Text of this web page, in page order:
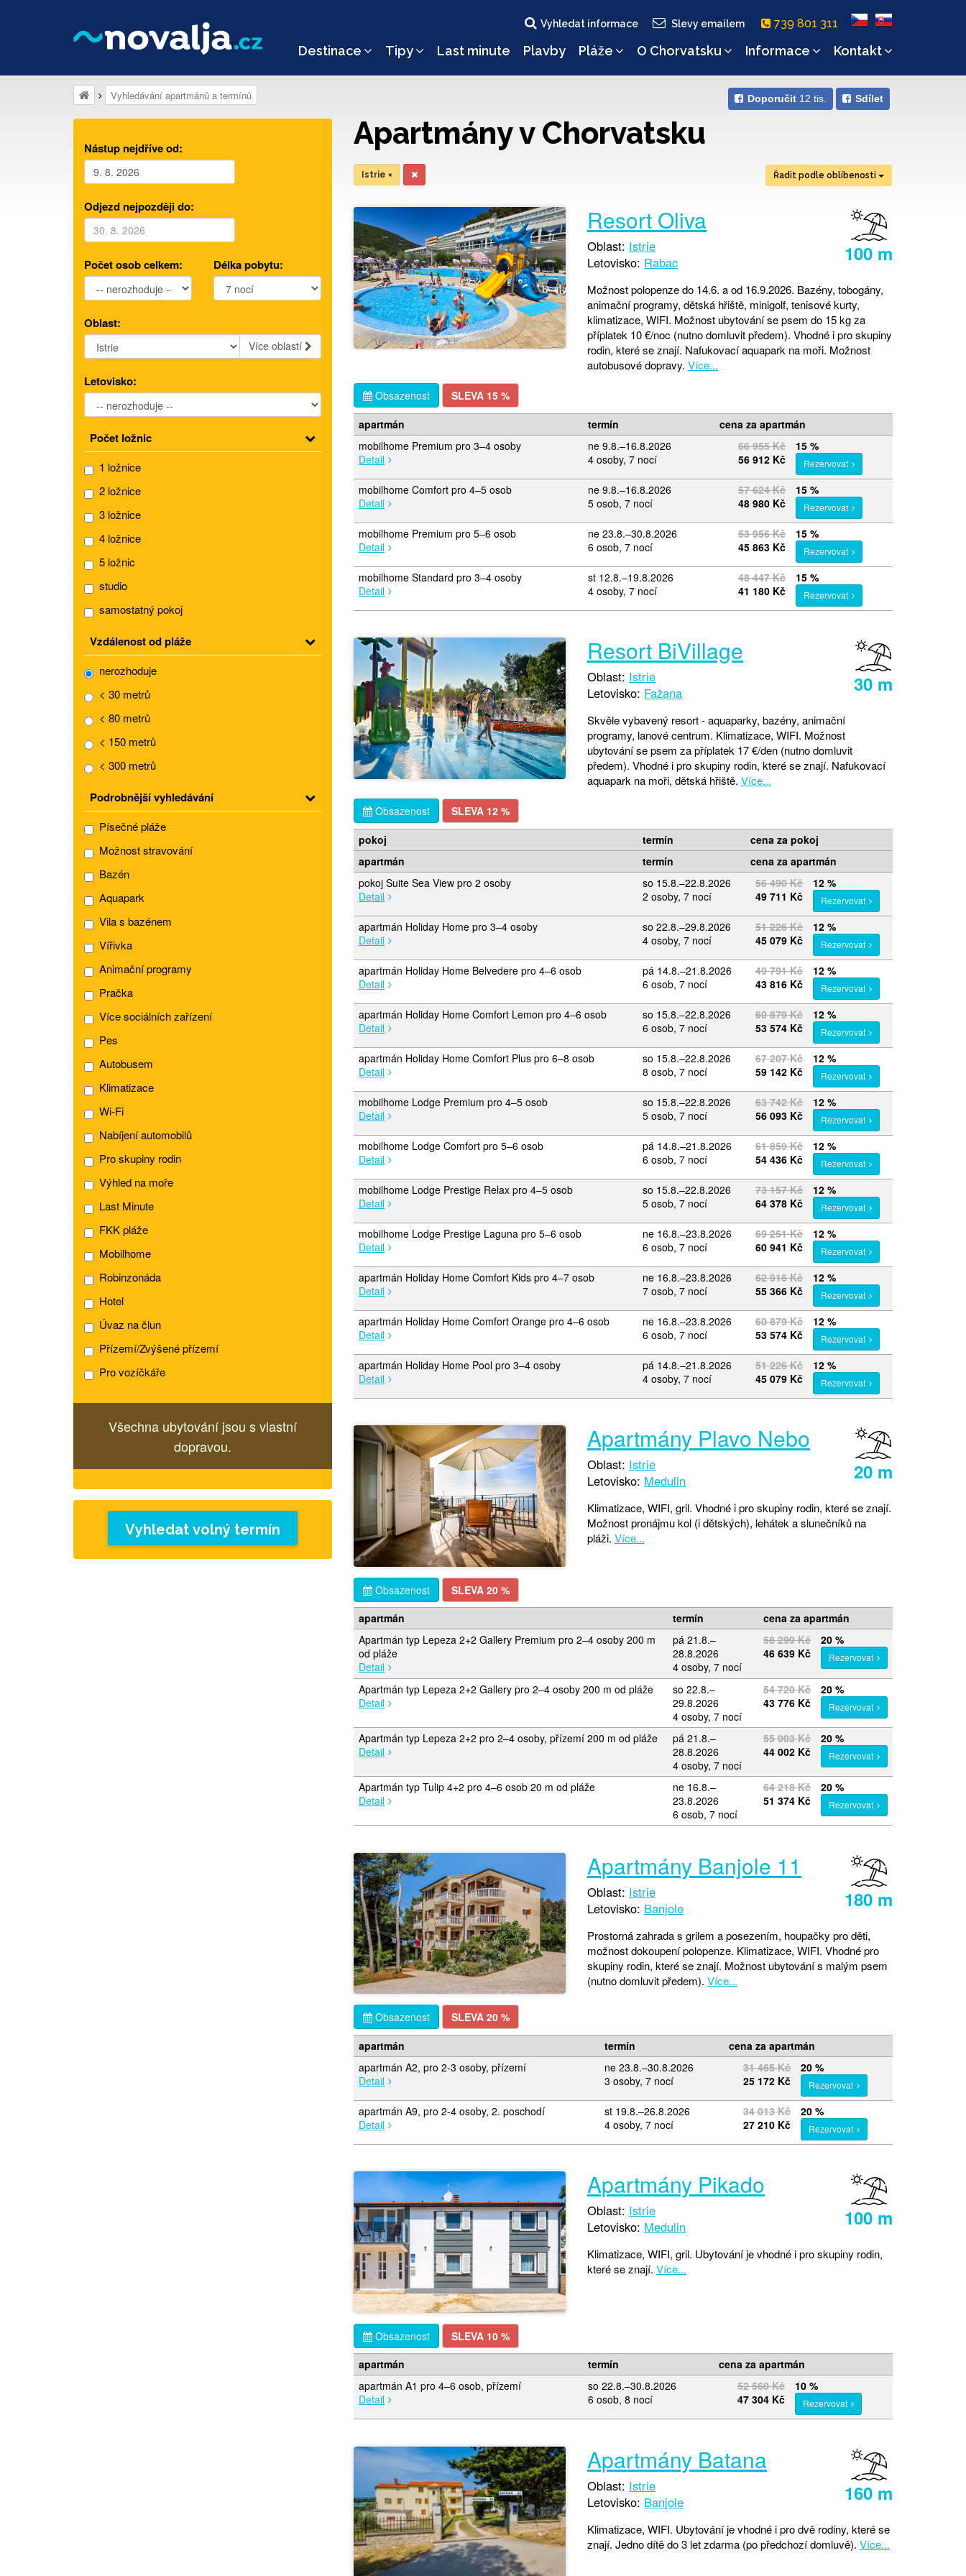
Vyhledat informace Slevy emailem 739 801 311
Destinace Tipy Last minute Plavby Pláže O Chorvatsku Informace Kontakt
Doporučit 12 tis. Sdílet
Vyhledávání apartmánů a termínů
Nástup nejdříve od:
Odjezd nejpozději do:
Počet osob celkem: Délka pobytu:
Oblast:
Více oblastí
Letovisko:
Počet ložnic
1 ložnice
2 ložnice
3 ložnice
4 ložnice
5 ložnic
studio
samostatný pokoj
Vzdálenost od pláže
nerozhoduje
< 30 metrů
< 80 metrů
< 150 metrů
< 300 metrů
Podrobnější vyhledávání
Písečné pláže
Možnost stravování
Bazén
Aquapark
Vila s bazénem
Vířivka
Animační programy
Pračka
Více sociálních zařízení
Pes
Autobusem
Klimatizace
Wi-Fi
Nabíjení automobilů
Pro skupiny rodin
Výhled na moře
Last Minute
FKK pláže
Mobilhome
Robinzonáda
Hotel
Úvaz na člun
Přízemí/Zvýšené přízemí
Pro vozíčkáře
Všechna ubytování jsou s vlastní
dopravou.
Vyhledat volný termín
Apartmány v Chorvatsku
Řadit podle oblíbenosti
Istrie ×
100 m
Resort Oliva
Oblast: Istrie
Letovisko: Rabac
Možnost polopenze do 14.6. a od 16.9.2026. Bazény, tobogány,
animační programy, dětská hřiště, minigolf, tenisové kurty,
klimatizace, WIFI. Možnost ubytování se psem do 15 kg za
příplatek 10 €/noc (nutno domluvit předem). Vhodné i pro skupiny
rodin, které se znají. Nafukovací aquapark na moři. Možnost
autobusové dopravy. Více...
Obsazenost
SLEVA 15 %
apartmán
termín
cena za apartmán
mobilhome Premium pro 3–4 osoby
Detail
ne 9.8.–16.8.2026
4 osoby, 7 nocí
66 955 Kč
56 912 Kč
15 %
Rezervovat
mobilhome Comfort pro 4–5 osob
Detail
ne 9.8.–16.8.2026
5 osob, 7 nocí
57 624 Kč
48 980 Kč
15 %
Rezervovat
mobilhome Premium pro 5–6 osob
Detail
ne 23.8.–30.8.2026
6 osob, 7 nocí
53 956 Kč
45 863 Kč
15 %
Rezervovat
mobilhome Standard pro 3–4 osoby
Detail
st 12.8.–19.8.2026
4 osoby, 7 nocí
48 447 Kč
41 180 Kč
15 %
Rezervovat
30 m
Resort BiVillage
Oblast: Istrie
Letovisko: Fažana
Skvěle vybavený resort - aquaparky, bazény, animační
programy, lanové centrum. Klimatizace, WIFI. Možnost
ubytování se psem za příplatek 17 €/den (nutno domluvit
předem). Vhodné i pro skupiny rodin, které se znají. Nafukovací
aquapark na moři, dětská hřiště. Více...
Obsazenost
SLEVA 12 %
pokoj
termín
cena za pokoj
apartmán
termín
cena za apartmán
pokoj Suite Sea View pro 2 osoby
Detail
so 15.8.–22.8.2026
2 osoby, 7 nocí
56 490 Kč
49 711 Kč
12 %
Rezervovat
apartmán Holiday Home pro 3–4 osoby
Detail
so 22.8.–29.8.2026
4 osoby, 7 nocí
51 226 Kč
45 079 Kč
12 %
Rezervovat
apartmán Holiday Home Belvedere pro 4–6 osob
Detail
pá 14.8.–21.8.2026
6 osob, 7 nocí
49 791 Kč
43 816 Kč
12 %
Rezervovat
apartmán Holiday Home Comfort Lemon pro 4–6 osob
Detail
so 15.8.–22.8.2026
6 osob, 7 nocí
60 879 Kč
53 574 Kč
12 %
Rezervovat
apartmán Holiday Home Comfort Plus pro 6–8 osob
Detail
so 15.8.–22.8.2026
8 osob, 7 nocí
67 207 Kč
59 142 Kč
12 %
Rezervovat
mobilhome Lodge Premium pro 4–5 osob
Detail
so 15.8.–22.8.2026
5 osob, 7 nocí
63 742 Kč
56 093 Kč
12 %
Rezervovat
mobilhome Lodge Comfort pro 5–6 osob
Detail
pá 14.8.–21.8.2026
6 osob, 7 nocí
61 859 Kč
54 436 Kč
12 %
Rezervovat
mobilhome Lodge Prestige Relax pro 4–5 osob
Detail
so 15.8.–22.8.2026
5 osob, 7 nocí
73 157 Kč
64 378 Kč
12 %
Rezervovat
mobilhome Lodge Prestige Laguna pro 5–6 osob
Detail
ne 16.8.–23.8.2026
6 osob, 7 nocí
69 251 Kč
60 941 Kč
12 %
Rezervovat
apartmán Holiday Home Comfort Kids pro 4–7 osob
Detail
ne 16.8.–23.8.2026
7 osob, 7 nocí
62 916 Kč
55 366 Kč
12 %
Rezervovat
apartmán Holiday Home Comfort Orange pro 4–6 osob
Detail
ne 16.8.–23.8.2026
6 osob, 7 nocí
60 879 Kč
53 574 Kč
12 %
Rezervovat
apartmán Holiday Home Pool pro 3–4 osoby
Detail
pá 14.8.–21.8.2026
4 osoby, 7 nocí
51 226 Kč
45 079 Kč
12 %
Rezervovat
20 m
Apartmány Plavo Nebo
Oblast: Istrie
Letovisko: Medulin
Klimatizace, WIFI, gril. Vhodné i pro skupiny rodin, které se znají.
Možnost pronájmu kol (i dětských), lehátek a slunečníků na
pláži. Více...
Obsazenost
SLEVA 20 %
apartmán
termín
cena za apartmán
Apartmán typ Lepeza 2+2 Gallery Premium pro 2–4 osoby 200 m
od pláže
Detail
pá 21.8.–
28.8.2026
4 osoby, 7 nocí
58 299 Kč
46 639 Kč
20 %
Rezervovat
Apartmán typ Lepeza 2+2 Gallery pro 2–4 osoby 200 m od pláže
Detail
so 22.8.–
29.8.2026
4 osoby, 7 nocí
54 720 Kč
43 776 Kč
20 %
Rezervovat
Apartmán typ Lepeza 2+2 pro 2–4 osoby, přízemí 200 m od pláže
Detail
pá 21.8.–
28.8.2026
4 osoby, 7 nocí
55 003 Kč
44 002 Kč
20 %
Rezervovat
Apartmán typ Tulip 4+2 pro 4–6 osob 20 m od pláže
Detail
ne 16.8.–
23.8.2026
6 osob, 7 nocí
64 218 Kč
51 374 Kč
20 %
Rezervovat
180 m
Apartmány Banjole 11
Oblast: Istrie
Letovisko: Banjole
Prostorná zahrada s grilem a posezením, houpačky pro děti,
možnost dokoupení polopenze. Klimatizace, WIFI. Vhodné pro
skupiny rodin, které se znají. Možnost ubytování s malým psem
(nutno domluvit předem). Více...
Obsazenost
SLEVA 20 %
apartmán
termín
cena za apartmán
apartmán A2, pro 2-3 osoby, přízemí
Detail
ne 23.8.–30.8.2026
3 osoby, 7 nocí
31 465 Kč
25 172 Kč
20 %
Rezervovat
apartmán A9, pro 2-4 osoby, 2. poschodí
Detail
st 19.8.–26.8.2026
4 osoby, 7 nocí
34 013 Kč
27 210 Kč
20 %
Rezervovat
100 m
Apartmány Pikado
Oblast: Istrie
Letovisko: Medulin
Klimatizace, WIFI, gril. Ubytování je vhodné i pro skupiny rodin,
které se znají. Více...
Obsazenost
SLEVA 10 %
apartmán
termín
cena za apartmán
apartmán A1 pro 4–6 osob, přízemí
Detail
so 22.8.–30.8.2026
6 osob, 8 nocí
52 560 Kč
47 304 Kč
10 %
Rezervovat
160 m
Apartmány Batana
Oblast: Istrie
Letovisko: Banjole
Klimatizace, WIFI. Ubytování je vhodné i pro dvě rodiny, které se
znají. Jedno dítě do 3 let zdarma (po předchozí domluvě). Více...